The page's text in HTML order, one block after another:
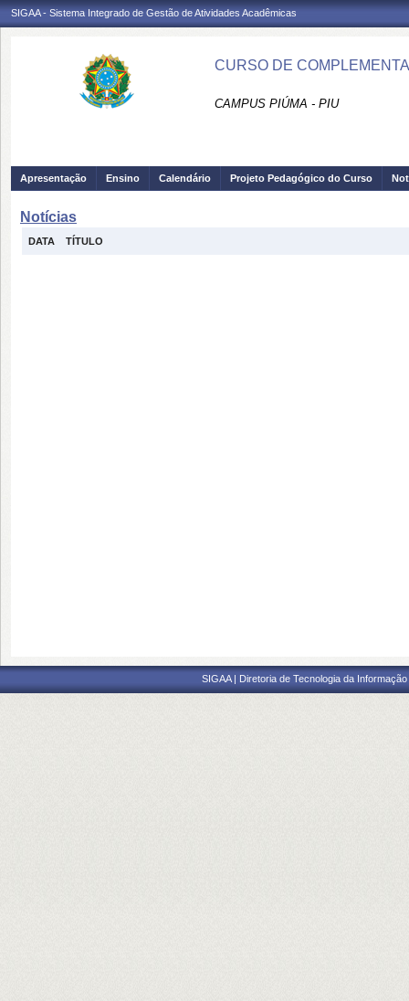
SIGAA - Sistema Integrado de Gestão de Atividades Acadêmicas
CURSO DE
CAMPUS PIÚMA - PIU
Apresentação Ensino Calendário Projeto Pedagógico do Curso
Notícias
DATA TÍTULO
SIGAA | Diretoria de Tecnologia da